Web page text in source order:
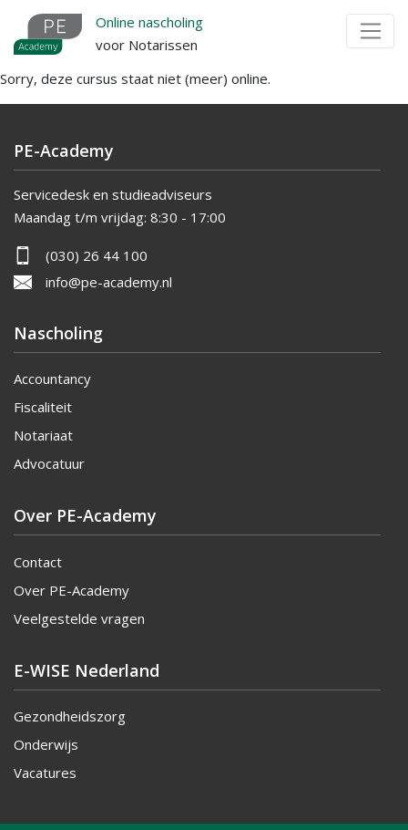
Overslaan
naar
de
inhoud
Online nascholing
voor Notarissen
Sorry, deze cursus staat niet (meer) online.
PE-Academy
Servicedesk en studieadviseurs
Maandag t/m vrijdag: 8:30 - 17:00
(030) 26 44 100
info@pe-academy.nl
Nascholing
Accountancy
Fiscaliteit
Notariaat
Advocatuur
Over PE-Academy
Contact
Over PE-Academy
Veelgestelde vragen
E-WISE Nederland
Gezondheidszorg
Onderwijs
Vacatures